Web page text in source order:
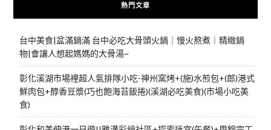
熱門文章
台中美食|盆滿鍋滿 台中必吃大骨頭火鍋｜慢火熬煮｜精緻鍋
物|會讓人想起媽媽的大骨湯~
彰化溪湖市場裡超人氣排隊小吃-神州窯烤+(施)水煎包+(郎)港式
鮮肉包+醇香豆漿(巧也飽海苔飯捲)(溪湖必吃美食)(市場小吃美
食)